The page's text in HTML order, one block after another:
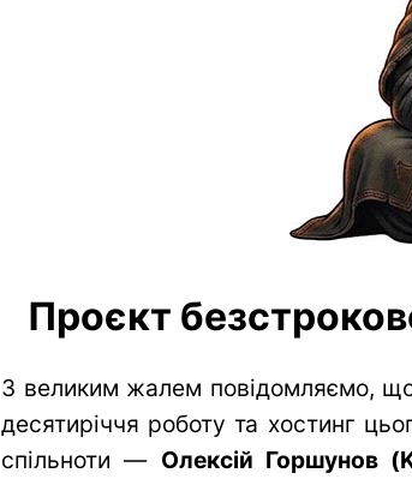
Проєкт
З великим жалем повідомляємо,
десятиріччя роботу та хостинг
спільноти — Олексій Горшунов